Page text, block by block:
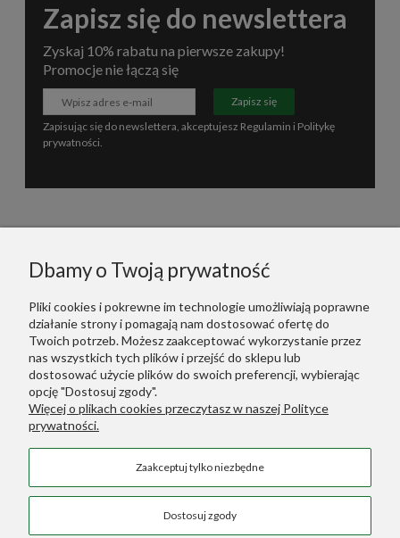
Zapisz się do newslettera
Zyskaj 10% rabatu na pierwsze zakupy!
Promocje nie łączą się
Zapisz się
Zapisując się do newslettera, akceptujesz Regulamin i Politykę
prywatności.
Warunki Zakupów
Dodatkowe Linki
Sztuczne Rośliny::Sztuczne Palmy
COPYRIGHT © 2026 SKLEP GREEN DESIGNERS
Dbamy o Twoją prywatność
Pliki cookies i pokrewne im technologie umożliwiają poprawne
działanie strony i pomagają nam dostosować ofertę do
Twoich potrzeb. Możesz zaakceptować wykorzystanie przez
nas wszystkich tych plików i przejść do sklepu lub
dostosować użycie plików do swoich preferencji, wybierając
opcję "Dostosuj zgody".
Więcej o plikach cookies przeczytasz w naszej Polityce
prywatności.
Zaakceptuj tylko niezbędne
Dostosuj zgody